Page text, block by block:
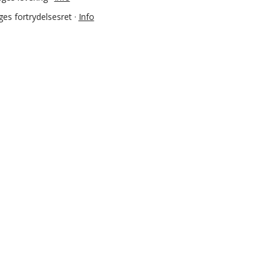
fortrydelsesret · Info